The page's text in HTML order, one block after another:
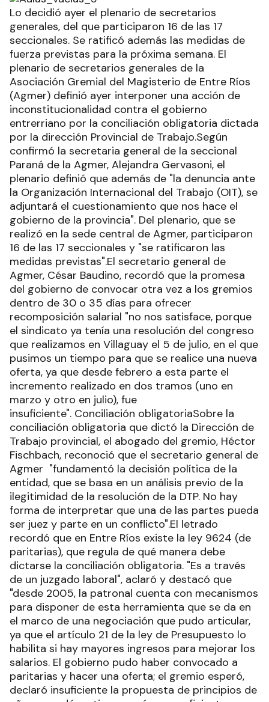
Lo decidió ayer el plenario de secretarios
generales, del que participaron 16 de las 17
seccionales. Se ratificó además las medidas de
fuerza previstas para la próxima semana. El
plenario de secretarios generales de la
Asociación Gremial del Magisterio de Entre Ríos
(Agmer) definió ayer interponer una acción de
inconstitucionalidad contra el gobierno
entrerriano por la conciliación obligatoria dictada
por la dirección Provincial de Trabajo.Según
confirmó la secretaria general de la seccional
Paraná de la Agmer, Alejandra Gervasoni, el
plenario definió que además de "la denuncia ante
la Organización Internacional del Trabajo (OIT), se
adjuntará el cuestionamiento que nos hace el
gobierno de la provincia". Del plenario, que se
realizó en la sede central de Agmer, participaron
16 de las 17 seccionales y "se ratificaron las
medidas previstas".El secretario general de
Agmer, César Baudino, recordó que la promesa
del gobierno de convocar otra vez a los gremios
dentro de 30 o 35 días para ofrecer
recomposición salarial "no nos satisface, porque
el sindicato ya tenía una resolución del congreso
que realizamos en Villaguay el 5 de julio, en el que
pusimos un tiempo para que se realice una nueva
oferta, ya que desde febrero a esta parte el
incremento realizado en dos tramos (uno en
marzo y otro en julio), fue
insuficiente". Conciliación obligatoriaSobre la
conciliación obligatoria que dictó la Dirección de
Trabajo provincial, el abogado del gremio, Héctor
Fischbach, reconoció que el secretario general de
Agmer "fundamentó la decisión política de la
entidad, que se basa en un análisis previo de la
ilegitimidad de la resolución de la DTP. No hay
forma de interpretar que una de las partes pueda
ser juez y parte en un conflicto".El letrado
recordó que en Entre Ríos existe la ley 9624 (de
paritarias), que regula de qué manera debe
dictarse la conciliación obligatoria. "Es a través
de un juzgado laboral", aclaró y destacó que
"desde 2005, la patronal cuenta con mecanismos
para disponer de esta herramienta que se da en
el marco de una negociación que pudo articular,
ya que el artículo 21 de la ley de Presupuesto lo
habilita si hay mayores ingresos para mejorar los
salarios. El gobierno pudo haber convocado a
paritarias y hacer una oferta; el gremio esperó,
declaró insuficiente la propuesta de principios de